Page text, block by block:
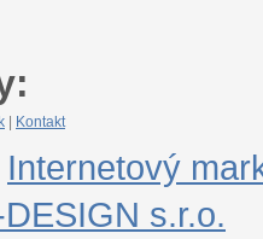
| Kontakt
Internetový
s.r.o.